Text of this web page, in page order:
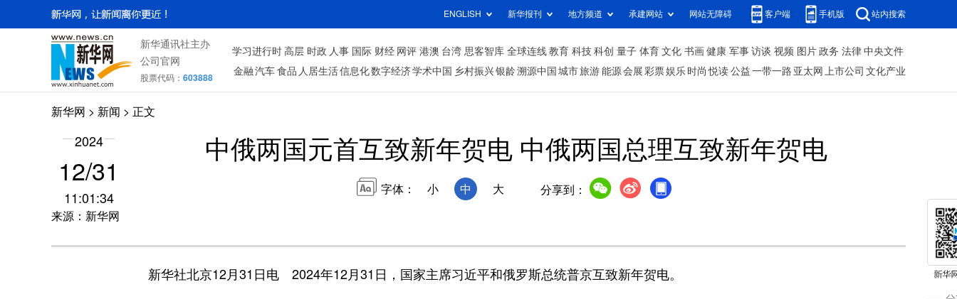
ENGLISH 新华报刊 地方频道 承建网站 网站无障碍 客户端 手机版 站内搜索
新华通讯社主办
公司官网
股票代码： 603888
学习进行时 高层 时政 人事 国际 财经 网评 港澳 台湾 思客智库 全球连线 教育 科技 科创 量子 体育 文化 书画 健康 军事 访谈 视频 图片 政务 法律 中央文件
金融 汽车 食品 人居生活信息化数字经济学术中国 乡村振兴银龄溯源中国 城市旅游 能源 会展 彩票娱乐 时尚 悦读 公益 一带一路 亚太网 上市公司 文化产业
新华网 > 新闻 > 正文
2024
12/31
11:01:34
来源：新华网
中俄两国元首互致新年贺电 中俄两国总理互致新年贺电
字体： 小 中 大 分享到：
新华社北京12月31日电 2024年12月31日，国家主席习近平和俄罗斯总统普京互致新年贺电。